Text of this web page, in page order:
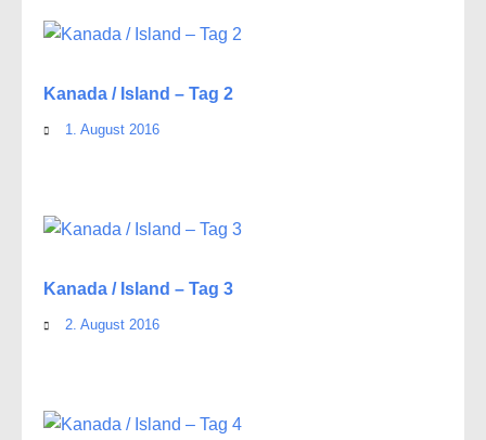
Kanada / Island – Tag 2
1. August 2016
Kanada / Island – Tag 3
2. August 2016